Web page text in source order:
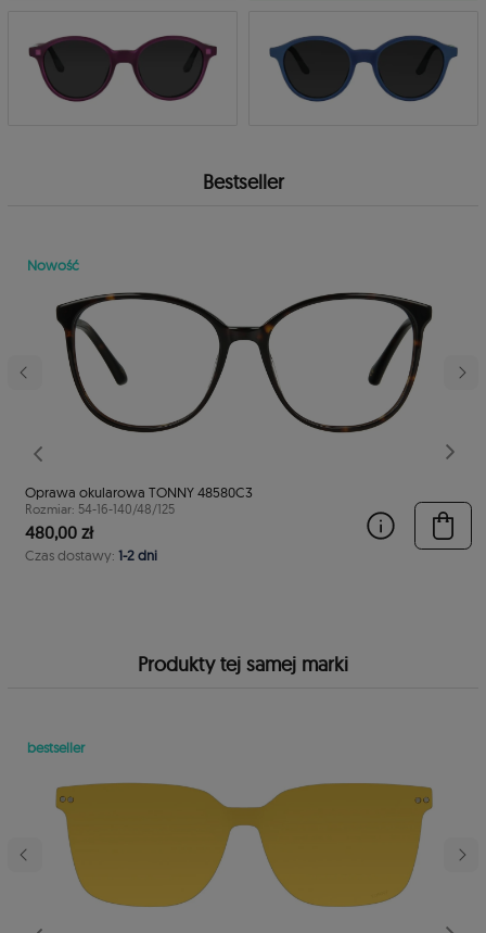
Bestseller
Poprzedni
Nowość
Oprawa okularowa TONNY 48580C3
Rozmiar: 54-16-140/48/125
480,00 zł
Czas dostawy: 1-2 dni
Produkty tej samej marki
bestseller